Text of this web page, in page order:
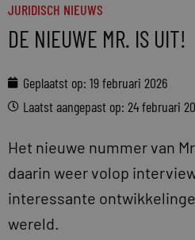
JURIDISCH NIEUWS
DE NIEUWE MR. IS UIT!
Geplaatst op: 19 februari 2026
Laatst aangepast op: 24 februari
Het nieuwe nummer van
daarin weer volop
interessante
wereld.